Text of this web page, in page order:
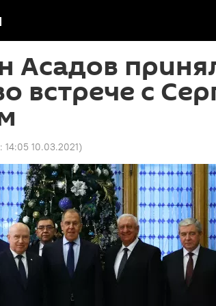
Асадов
встрече с
14:05 10.03.2021)